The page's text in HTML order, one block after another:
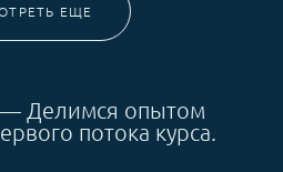
ЕЩЕ
— Делимся опытом
потока курса.